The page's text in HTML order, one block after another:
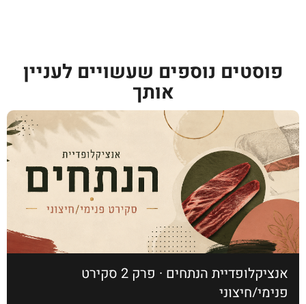
פוסטים נוספים שעשויים לעניין
אותך
אנציקלופדיית הנתחים · פרק 2 סקירט
פנימי/חיצוני